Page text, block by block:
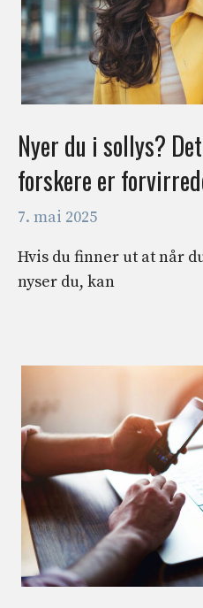
Nyer du i sollys?
forskere er
7. mai 2025
Hvis du finner ut at når
nyser du, kan